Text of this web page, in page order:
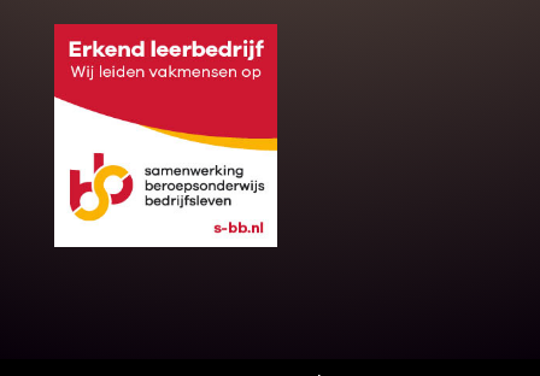
Gratis offerte
op maat?
Binnen 24 uur jouw gratis offerte
10 jaar garantie op de montage